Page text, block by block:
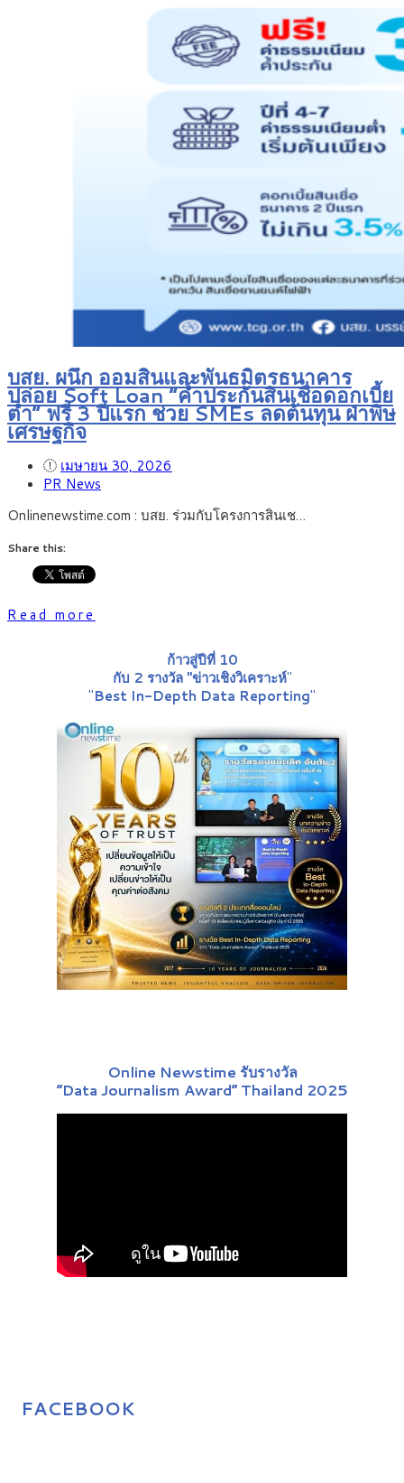
บสย. ผนึก ออมสินและพันธมิตรธนาคาร
ปล่อย Soft Loan “ค้ำประกันสินเชื่อดอกเบี้ย
ต่ำ” ฟรี 3 ปีแรก ช่วย SMEs ลดต้นทุน ฝ่าพิษ
เศรษฐกิจ
เมษายน 30, 2026
PR News
Onlinenewstime.com : บสย. ร่วมกับโครงการสินเช…
Share this:
Read more
ก้าวสู่ปีที่ 10
กับ 2 รางวัล "ข่าวเชิงวิเคราะห์"
"Best In-Depth Data Reporting"
Online Newstime รับรางวัล
“Data Journalism Award” Thailand 2025
FACEBOOK